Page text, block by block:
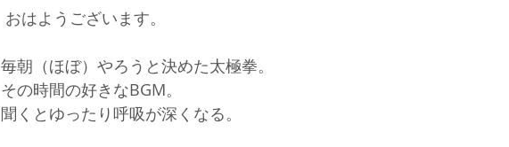
おはようございます。
毎朝（ほぼ）やろうと決めた太極拳。
その時間の好きなBGM。
聞くとゆったり呼吸が深くなる。